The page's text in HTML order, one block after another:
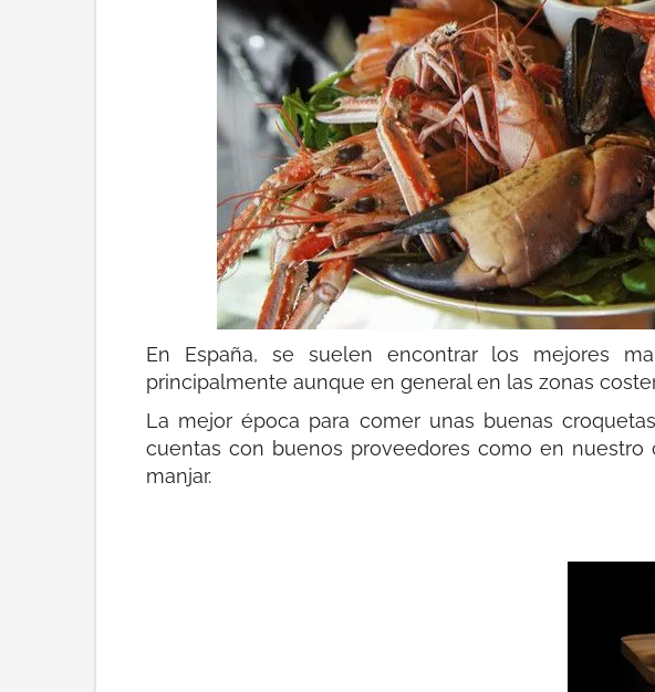
En España, se suelen encontrar los mejores
principalmente aunque en general en las zonas
La mejor época para comer unas buenas
cuentas con buenos proveedores como en
manjar.